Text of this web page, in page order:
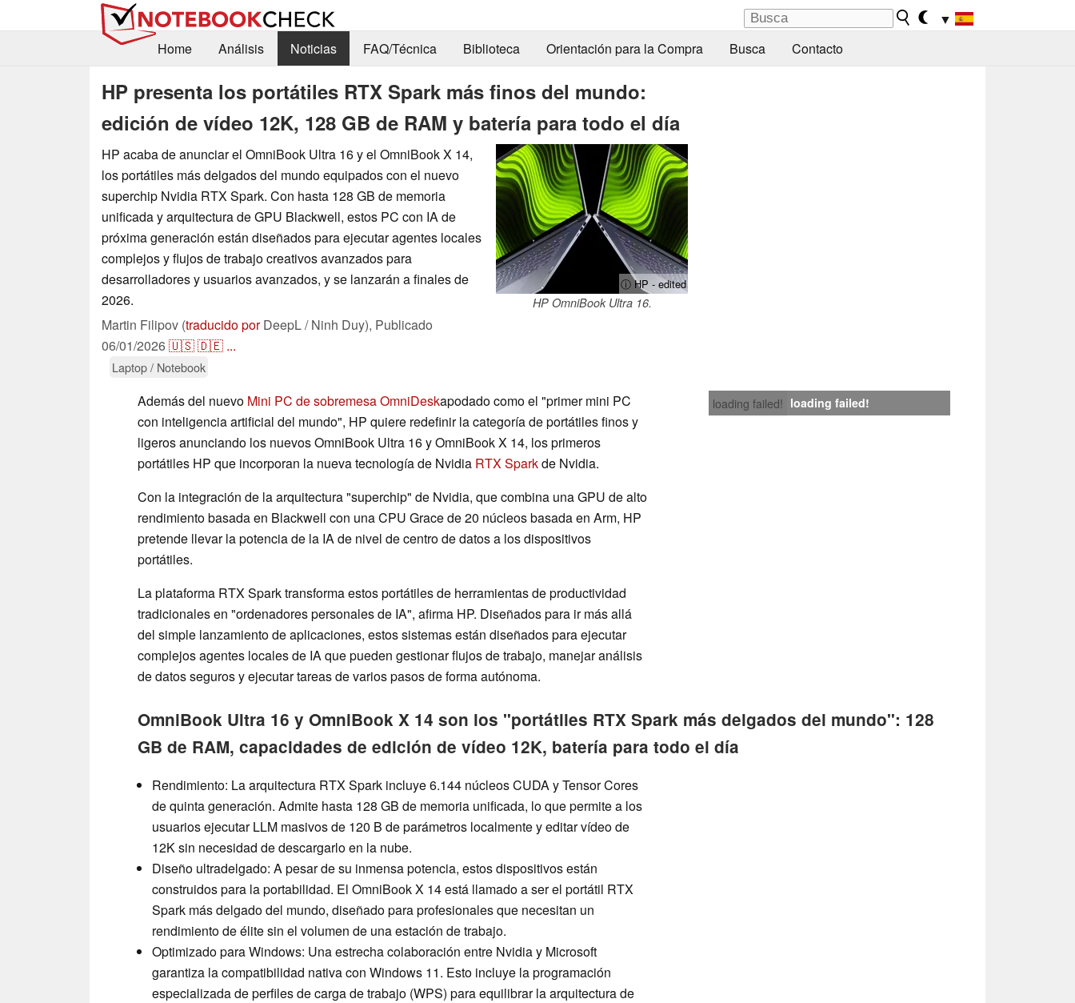
▼
Home
Análisis Noticias FAQ/Técnica Biblioteca Orientación para la Compra Busca Contacto
HP presenta los portátiles RTX Spark más finos del mundo:
edición de vídeo 12K, 128 GB de RAM y batería para todo el día
ⓘ HP - edited
HP OmniBook Ultra 16.
HP acaba de anunciar el OmniBook Ultra 16 y el OmniBook X 14,
los portátiles más delgados del mundo equipados con el nuevo
superchip Nvidia RTX Spark. Con hasta 128 GB de memoria
unificada y arquitectura de GPU Blackwell, estos PC con IA de
próxima generación están diseñados para ejecutar agentes locales
complejos y flujos de trabajo creativos avanzados para
desarrolladores y usuarios avanzados, y se lanzarán a finales de
2026.
Martin Filipov (traducido porDeepL / Ninh Duy), Publicado
06/01/2026🇺🇸🇩🇪 ...
Laptop / Notebook
loading failed! loading failed!
Además del nuevo Mini PC de sobremesa OmniDeskapodado como el "primer mini PC
con inteligencia artificial del mundo", HP quiere redefinir la categoría de portátiles finos y
ligeros anunciando los nuevos OmniBook Ultra 16 y OmniBook X 14, los primeros
portátiles HP que incorporan la nueva tecnología de Nvidia RTX Sparkde Nvidia.
Con la integración de la arquitectura "superchip" de Nvidia, que combina una GPU de alto
rendimiento basada en Blackwell con una CPU Grace de 20 núcleos basada en Arm, HP
pretende llevar la potencia de la IA de nivel de centro de datos a los dispositivos
portátiles.
La plataforma RTX Spark transforma estos portátiles de herramientas de productividad
tradicionales en "ordenadores personales de IA", afirma HP. Diseñados para ir más allá
del simple lanzamiento de aplicaciones, estos sistemas están diseñados para ejecutar
complejos agentes locales de IA que pueden gestionar flujos de trabajo, manejar análisis
de datos seguros y ejecutar tareas de varios pasos de forma autónoma.
OmniBook Ultra 16 y OmniBook X 14 son los "portátiles RTX Spark más delgados del mundo": 128
GB de RAM, capacidades de edición de vídeo 12K, batería para todo el día
Rendimiento: La arquitectura RTX Spark incluye 6.144 núcleos CUDA y Tensor Cores
de quinta generación. Admite hasta 128 GB de memoria unificada, lo que permite a los
usuarios ejecutar LLM masivos de 120 B de parámetros localmente y editar vídeo de
12K sin necesidad de descargarlo en la nube.
Diseño ultradelgado: A pesar de su inmensa potencia, estos dispositivos están
construidos para la portabilidad. El OmniBook X 14 está llamado a ser el portátil RTX
Spark más delgado del mundo, diseñado para profesionales que necesitan un
rendimiento de élite sin el volumen de una estación de trabajo.
Optimizado para Windows: Una estrecha colaboración entre Nvidia y Microsoft
garantiza la compatibilidad nativa con Windows 11. Esto incluye la programación
especializada de perfiles de carga de trabajo (WPS) para equilibrar la arquitectura de